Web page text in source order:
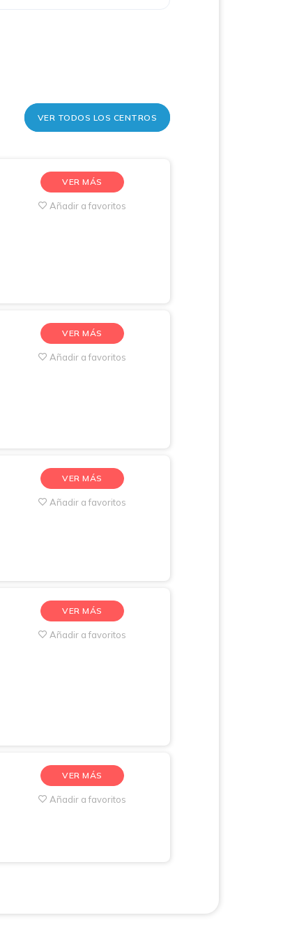
VER TODOS LOS CENTROS
VER MÁS
Añadir a favoritos
VER MÁS
Añadir a favoritos
VER MÁS
Añadir a favoritos
VER MÁS
Añadir a favoritos
VER MÁS
Añadir a favoritos